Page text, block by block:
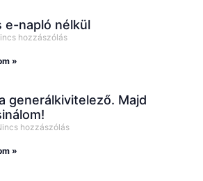
e-napló nélkül
hozzászólás
»
generálkivitelező. Majd
hozzászólás
»